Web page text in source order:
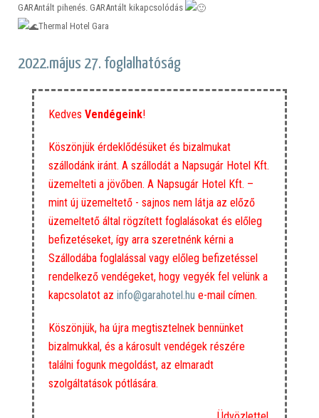
GARAntált pihenés. GARAntált kikapcsolódás
Thermal Hotel Gara️
2022.május 27. foglalhatóság
Kedves Vendégeink!
Köszönjük érdeklődésüket és bizalmukat
szállodánk iránt. A szállodát a Napsugár Hotel Kft.
üzemelteti a jövőben. A Napsugár Hotel Kft. –
mint új üzemeltető - sajnos nem látja az előző
üzemeltető által rögzített foglalásokat és előleg
befizetéseket, így arra szeretnénk kérni a
Szállodába foglalással vagy előleg befizetéssel
rendelkező vendégeket, hogy vegyék fel velünk a
kapcsolatot az info@garahotel.hu e-mail címen.
Köszönjük, ha újra megtisztelnek bennünket
bizalmukkal, és a károsult vendégek részére
találni fogunk megoldást, az elmaradt
szolgáltatások pótlására.